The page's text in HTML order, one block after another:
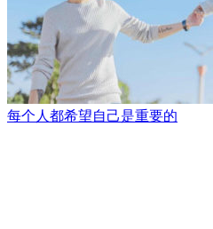
每个人都希望自己是重要的